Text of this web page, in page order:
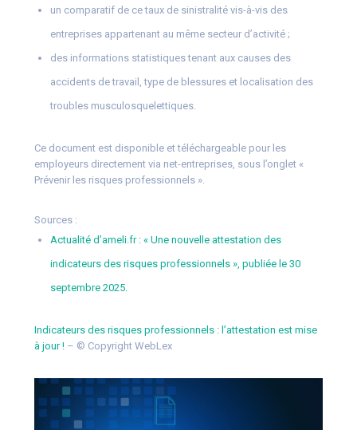
un comparatif de ce taux de sinistralité vis-à-vis des
entreprises appartenant au même secteur d’activité ;
des informations statistiques tenant aux causes des
accidents de travail, type de blessures et localisation des
troubles musculosquelettiques.
Ce document est disponible et téléchargeable pour les
employeurs directement via net-entreprises, sous l’onglet «
Prévenir les risques professionnels ».
Sources :
Actualité d’ameli.fr : « Une nouvelle attestation des
indicateurs des risques professionnels », publiée le 30
septembre 2025.
Indicateurs des risques professionnels : l’attestation est mise
à jour ! – © Copyright WebLex